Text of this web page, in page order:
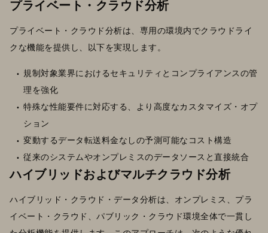
プライベート・クラウド分析
プライベート・クラウド分析は、専用の環境内でクラウドライ
クな機能を提供し、以下を実現します。
規制対象業界におけるセキュリティとコンプライアンスの管
理を強化
特殊な性能要件に対応する、より高度なカスタマイズ・オプ
ション
変動するデータ転送料金なしの予測可能なコスト構造
従来のシステムやオンプレミスのデータソースと直接統合
ハイブリッドおよびマルチクラウド分析
ハイブリッド・クラウド・データ分析は、オンプレミス、プラ
イベート・クラウド、パブリック・クラウド環境全体で一貫し